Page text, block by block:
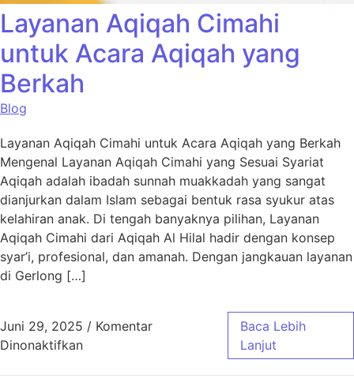
Layanan Aqiqah Cimahi
untuk Acara Aqiqah yang
Berkah
Blog
Layanan Aqiqah Cimahi untuk Acara Aqiqah yang Berkah
Mengenal Layanan Aqiqah Cimahi yang Sesuai Syariat
Aqiqah adalah ibadah sunnah muakkadah yang sangat
dianjurkan dalam Islam sebagai bentuk rasa syukur atas
kelahiran anak. Di tengah banyaknya pilihan, Layanan
Aqiqah Cimahi dari Aqiqah Al Hilal hadir dengan konsep
syar’i, profesional, dan amanah. Dengan jangkauan layanan
di Gerlong […]
Juni 29, 2025 / Komentar
Dinonaktifkanpada Layanan Aqiqah Cimahi untuk Acara
Baca Lebih
Lanjut